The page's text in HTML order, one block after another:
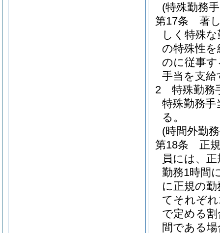
(特殊勤務
第17条
著
しく特殊
の特殊性
のに従事
手当を支給
2
特殊勤務
特殊勤務
る。
(時間外勤
第18条
正
員には、
勤務1時間
に正規の
てそれぞ
で定める割
間である